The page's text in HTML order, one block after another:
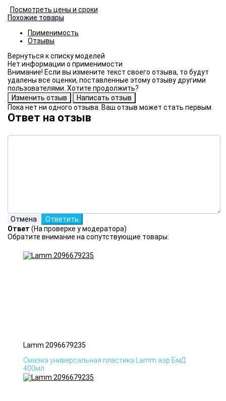
Посмотреть цены и сроки
Похожие товары
Применимость
Отзывы
Нет информации о применимости
Внимание! Если вы измените текст своего отзыва, то будут
удалены все оценки, поставленные этому отзыву другими
пользователями. Хотите продолжить?
Пока нет ни одного отзыва. Ваш отзыв может стать первым.
Ответ на отзыв
Ответ (На проверке у модератора)
Обратите внимание на сопутствующие товары:
Lamm 2096679235
Смазка универсальная пластика Lamm аэр БмД
400мл